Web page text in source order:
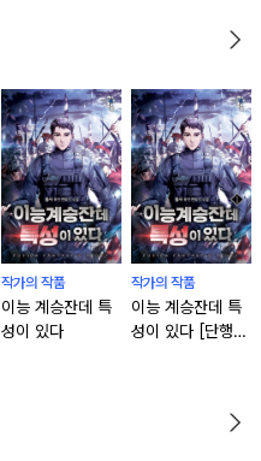
작가의 작품
이능 계승잔데 특
성이 있다
작가의 작품
이능 계승잔데 특
성이 있다 [단행